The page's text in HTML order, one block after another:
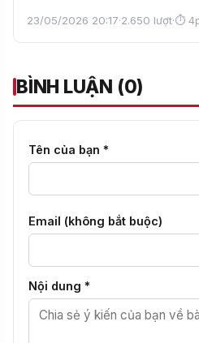
23/05/2026 20:17·2.650 lượt·⏱
BÌNH LUẬN (0)
Tên của bạn *
Email (không bắt buộc)
Nội dung *